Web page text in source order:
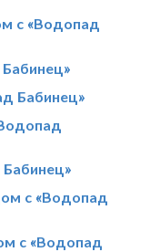
с «Водопад
Бабинец»
с «Водопад
с «Водопад